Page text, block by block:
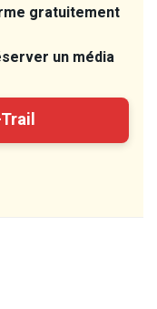
gratuitement
un média